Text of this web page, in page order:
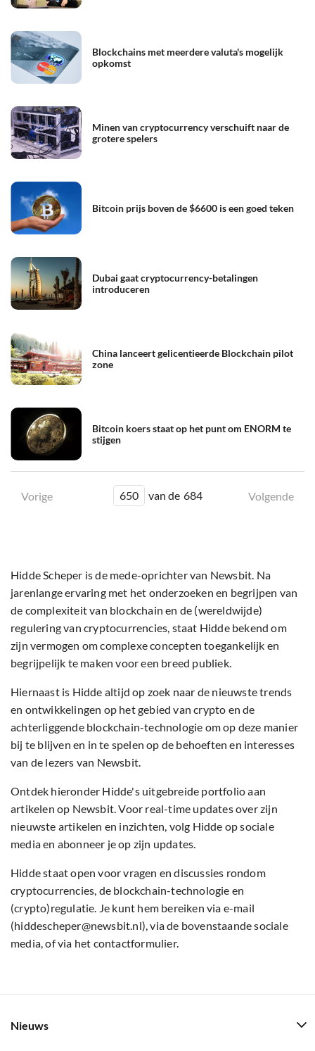
Blockchains met meerdere valuta's mogelijk
opkomst
Minen van cryptocurrency verschuift naar de
grotere spelers
Bitcoin prijs boven de $6600 is een goed teken
Dubai gaat cryptocurrency-betalingen
introduceren
China lanceert gelicentieerde Blockchain pilot
zone
Bitcoin koers staat op het punt om ENORM te
stijgen
Vorige 650 van de 684 Volgende
Hidde Scheper is de mede-oprichter van Newsbit. Na
jarenlange ervaring met het onderzoeken en begrijpen van
de complexiteit van blockchain en de (wereldwijde)
regulering van cryptocurrencies, staat Hidde bekend om
zijn vermogen om complexe concepten toegankelijk en
begrijpelijk te maken voor een breed publiek.
Hiernaast is Hidde altijd op zoek naar de nieuwste trends
en ontwikkelingen op het gebied van crypto en de
achterliggende blockchain-technologie om op deze manier
bij te blijven en in te spelen op de behoeften en interesses
van de lezers van Newsbit.
Ontdek hieronder Hidde's uitgebreide portfolio aan
artikelen op Newsbit. Voor real-time updates over zijn
nieuwste artikelen en inzichten, volg Hidde op sociale
media en abonneer je op zijn updates.
Hidde staat open voor vragen en discussies rondom
cryptocurrencies, de blockchain-technologie en
(crypto)regulatie. Je kunt hem bereiken via e-mail
(hiddescheper@newsbit.nl), via de bovenstaande sociale
media, of via het contactformulier.
Nieuws